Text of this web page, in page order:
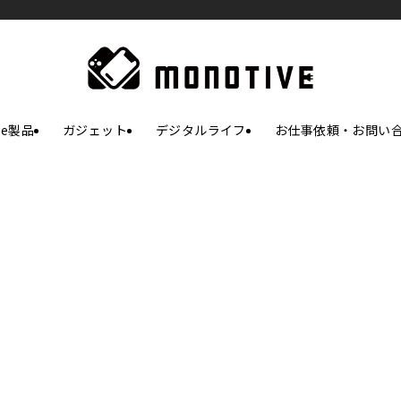
製品 ガジェット デジタルライフ お仕事依頼・お問い